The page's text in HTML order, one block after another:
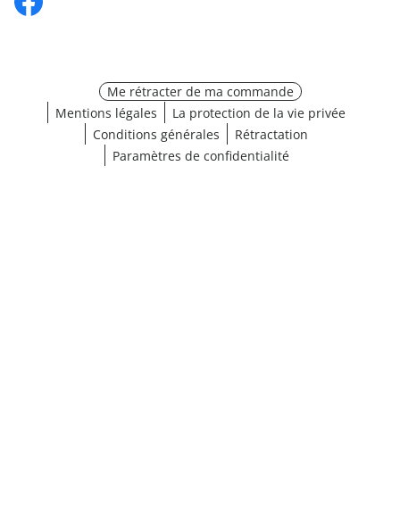
Me rétracter de ma commande
Mentions légales
La protection de la vie privée
Conditions générales
Rétractation
Paramètres de confidentialité